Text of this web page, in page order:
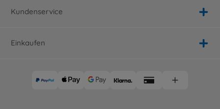
Kundenservice
Einkaufen